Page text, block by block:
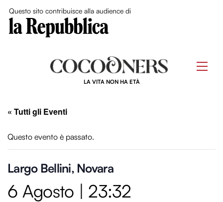
Questo sito contribuisce alla audience di
LA VITA NON HA ETÀ
« Tutti gli Eventi
Questo evento è passato.
Largo Bellini, Novara
6 Agosto | 23:32